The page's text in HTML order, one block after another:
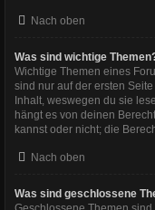
Nach oben
Was sind wichtige
Wichtige Themen eines
sind nur auf der ersten
Inhalt, weswegen du sie
hängt es von deinen
kannst oder nicht; die
Nach oben
Was sind geschlossene